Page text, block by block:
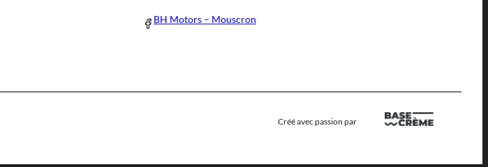
BH Motors – Mouscron
Créé avec passion par